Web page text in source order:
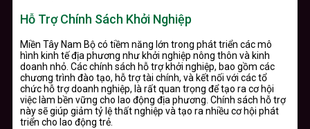
Hỗ Trợ Chính Sách Khởi Nghiệp
Miền Tây Nam Bộ có tiềm năng lớn trong phát triển các mô
hình kinh tế địa phương như khởi nghiệp nông thôn và kinh
doanh nhỏ. Các chính sách hỗ trợ khởi nghiệp, bao gồm các
chương trình đào tạo, hỗ trợ tài chính, và kết nối với các tổ
chức hỗ trợ doanh nghiệp, là rất quan trọng để tạo ra cơ hội
việc làm bền vững cho lao động địa phương. Chính sách hỗ trợ
này sẽ giúp giảm tỷ lệ thất nghiệp và tạo ra nhiều cơ hội phát
triển cho lao động trẻ.